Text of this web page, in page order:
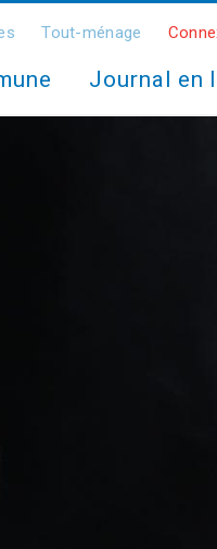
Tout-ménage
Journal en